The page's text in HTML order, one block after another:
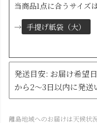
当商品1点に合うサイズ
→ 手提げ紙袋（大）
発送目安: お届け希望
から2～3日以内に発送
離島地域へのお届けは天候状